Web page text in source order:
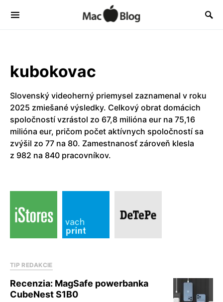
kubokovac
Slovenský videoherný priemysel zaznamenal v roku
2025 zmiešané výsledky. Celkový obrat domácich
spoločností vzrástol zo 67,8 milióna eur na 75,16
milióna eur, pričom počet aktívnych spoločností sa
zvýšil zo 77 na 80. Zamestnanosť zároveň klesla
z 982 na 840 pracovníkov.
TIP REDAKCIE
Recenzia: MagSafe powerbanka
CubeNest S1B0